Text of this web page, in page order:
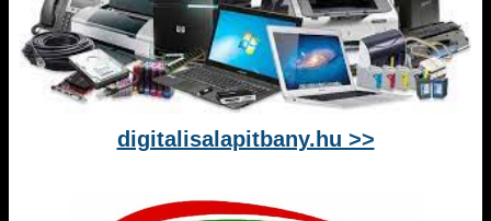
digitalisalapitbany.hu >>